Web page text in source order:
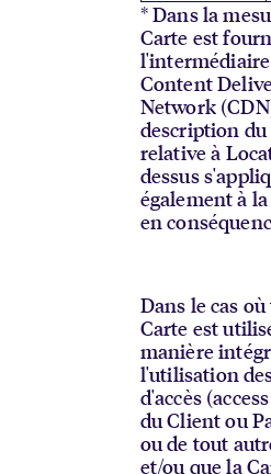
* Dans la
Carte est
Content
Network
description du
relative à
dessus
également à
en
Dans le cas
Carte est
manière
l'utilisation
d'accès
du Client ou
ou de tout
et/ou que la